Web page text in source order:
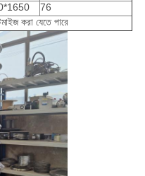
76
করা যেতে পারে